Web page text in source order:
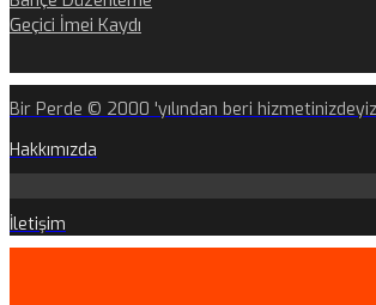
Geçici İmei Kaydı
Bir Perde © 2000 'yılından beri
Hakkımızda
İletişim